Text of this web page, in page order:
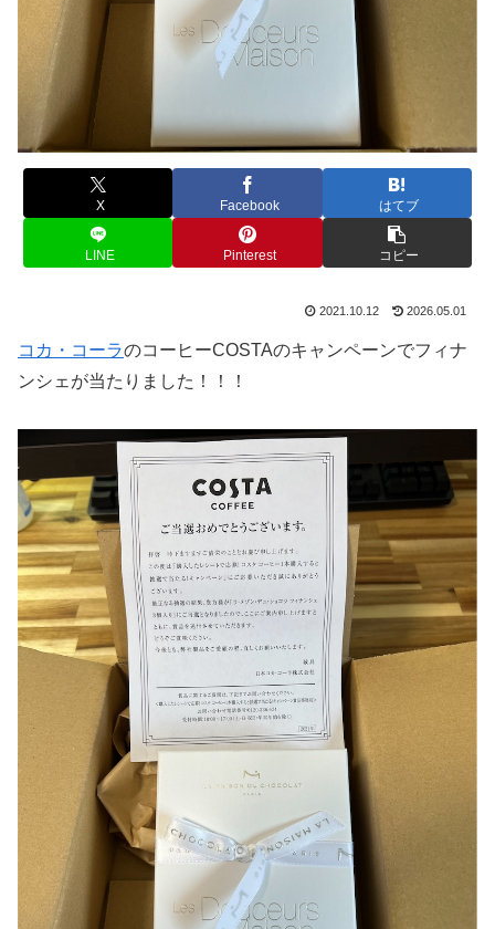
X Facebook はてブ
LINE Pinterest コピー
2021.10.12 2026.05.01
コカ・コーラのコーヒーCOSTAのキャンペーンでフィナ
ンシェが当たりました！！！